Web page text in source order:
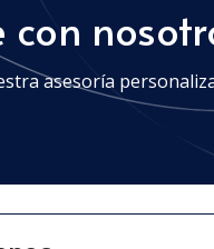
con
asesoría